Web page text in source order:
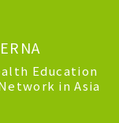
Education
in Asia